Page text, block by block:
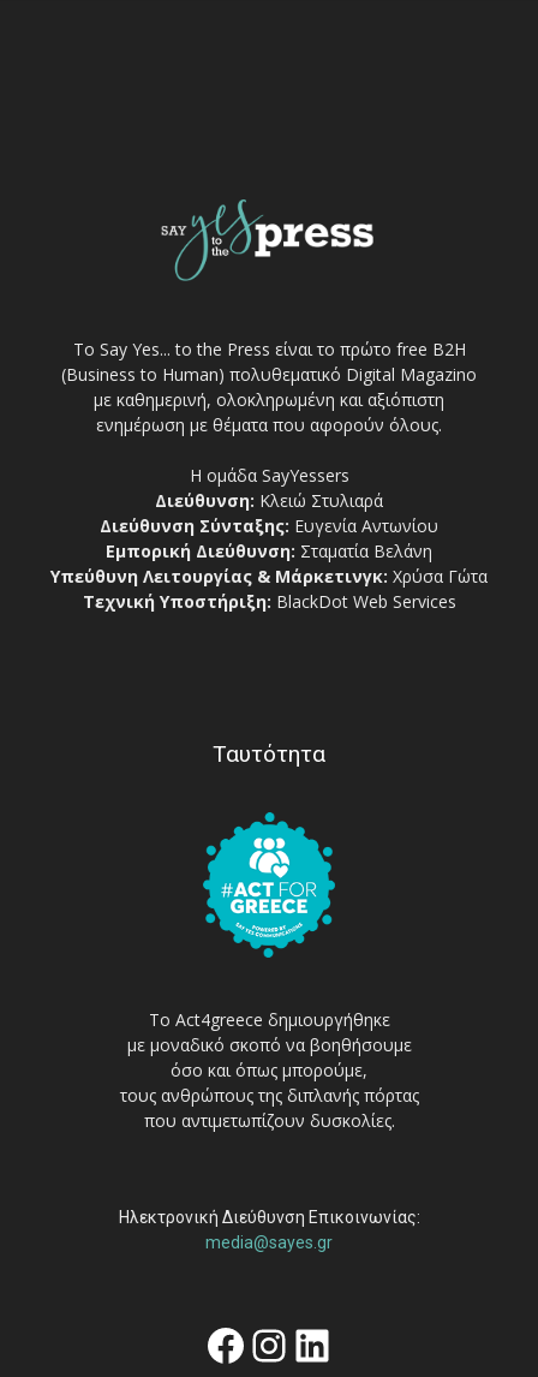
Το Say Yes... to the Press είναι το πρώτο free Β2Η
(Business to Human) πολυθεματικό Digital Magazino
με καθημερινή, ολοκληρωμένη και αξιόπιστη
ενημέρωση με θέματα που αφορούν όλους.
Η ομάδα SayYessers
Διεύθυνση: Κλειώ Στυλιαρά
Διεύθυνση Σύνταξης: Ευγενία Αντωνίου
Εμπορική Διεύθυνση: Σταματία Βελάνη
Υπεύθυνη Λειτουργίας & Μάρκετινγκ: Χρύσα Γώτα
Τεχνική Υποστήριξη: BlackDot Web Services
Ταυτότητα
Το Act4greece δημιουργήθηκε
με μοναδικό σκοπό να βοηθήσουμε
όσο και όπως μπορούμε,
τους ανθρώπους της διπλανής πόρτας
που αντιμετωπίζουν δυσκολίες.
Ηλεκτρονική Διεύθυνση Επικοινωνίας:
media@sayes.gr
Facebook
Instagram
Linkedin